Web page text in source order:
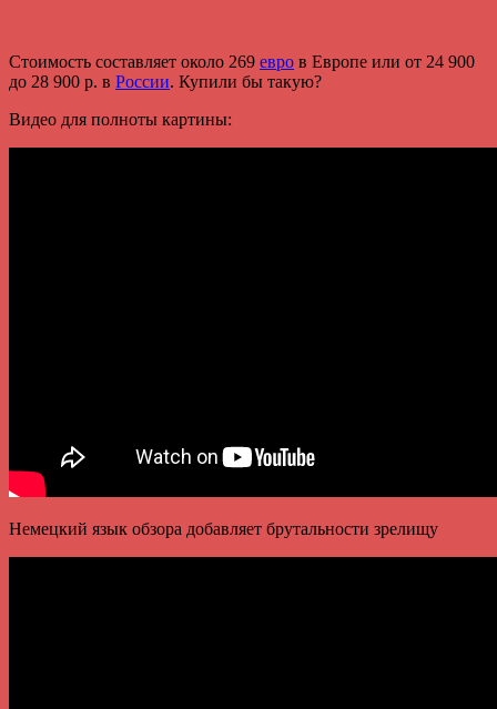
Стоимость составляет около 269 евро в Европе или от 24 900
до 28 900 р. в России. Купили бы такую?
Видео для полноты картины:
Немецкий язык обзора добавляет брутальности зрелищу